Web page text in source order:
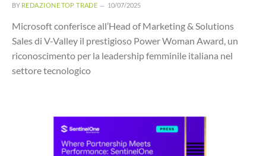
BY REDAZIONE TOP TRADE 10/07/2025
Microsoft conferisce all’Head of Marketing & Solutions
Sales di V-Valley il prestigioso Power Woman Award, un
riconoscimento per la leadership femminile italiana nel
settore tecnologico